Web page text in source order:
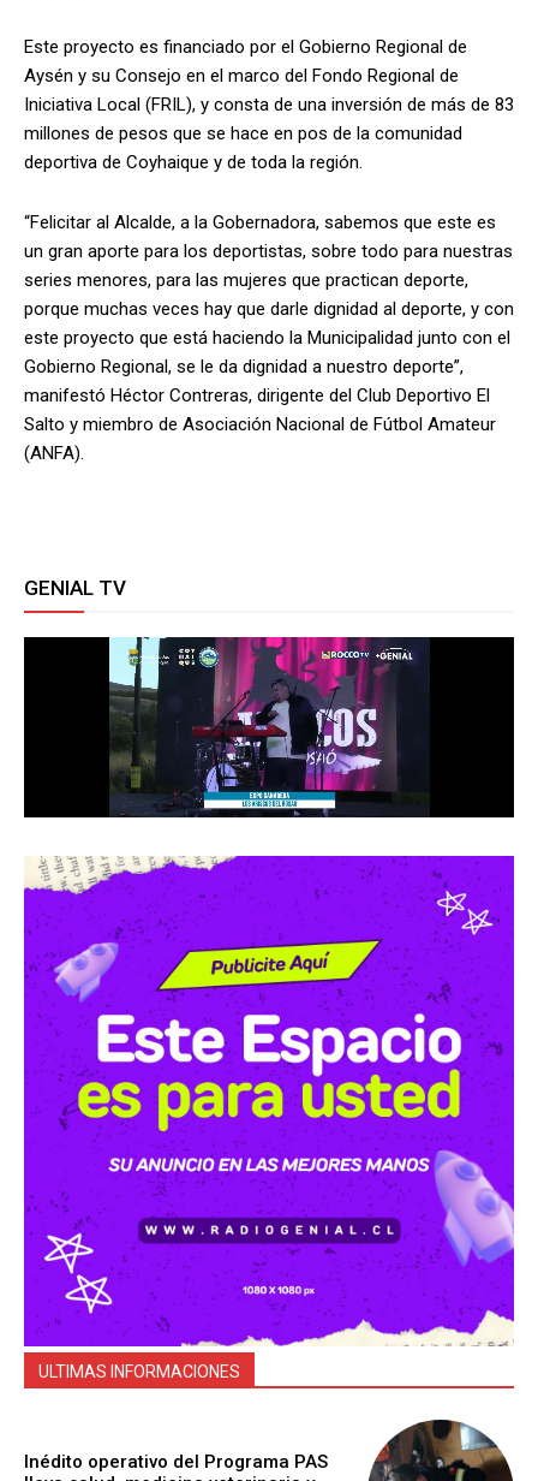
Este proyecto es financiado por el Gobierno Regional de
Aysén y su Consejo en el marco del Fondo Regional de
Iniciativa Local (FRIL), y consta de una inversión de más de 83
millones de pesos que se hace en pos de la comunidad
deportiva de Coyhaique y de toda la región.
“Felicitar al Alcalde, a la Gobernadora, sabemos que este es
un gran aporte para los deportistas, sobre todo para nuestras
series menores, para las mujeres que practican deporte,
porque muchas veces hay que darle dignidad al deporte, y con
este proyecto que está haciendo la Municipalidad junto con el
Gobierno Regional, se le da dignidad a nuestro deporte”,
manifestó Héctor Contreras, dirigente del Club Deportivo El
Salto y miembro de Asociación Nacional de Fútbol Amateur
(ANFA).
GENIAL TV
ULTIMAS INFORMACIONES
Inédito operativo del Programa PAS